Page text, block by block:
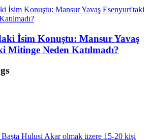
İsim Konuştu: Mansur Yavaş
Mitinge Neden Katılmadı?